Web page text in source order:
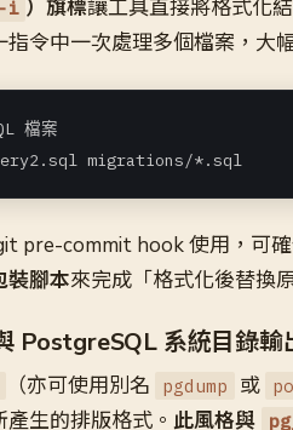
-i ）旗標讓工具直接將格式化
令中一次處理多個檔案，大
檔案
migrations/*.sql
pre-commit hook 使用，可
裝腳本來完成「格式化後替換
PostgreSQL 系統目錄輸
（亦可使用別名 pgdump 或
生的排版格式。 此風格與